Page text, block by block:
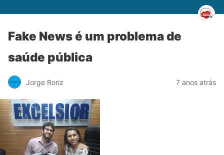
Fake News é um problema de
saúde pública
Jorge Roriz 7 anos atrás